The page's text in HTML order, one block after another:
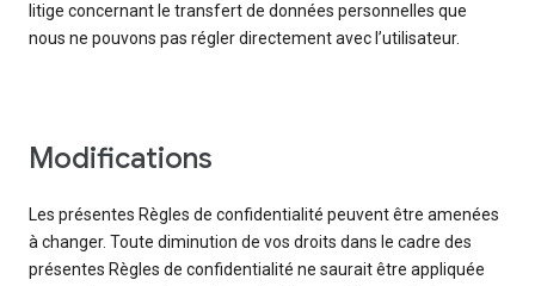
litige concernant le transfert de données personnelles que
nous ne pouvons pas régler directement avec l’utilisateur.
Modifications
Les présentes Règles de confidentialité peuvent être amenées
à changer. Toute diminution de vos droits dans le cadre des
présentes Règles de confidentialité ne saurait être appliquée